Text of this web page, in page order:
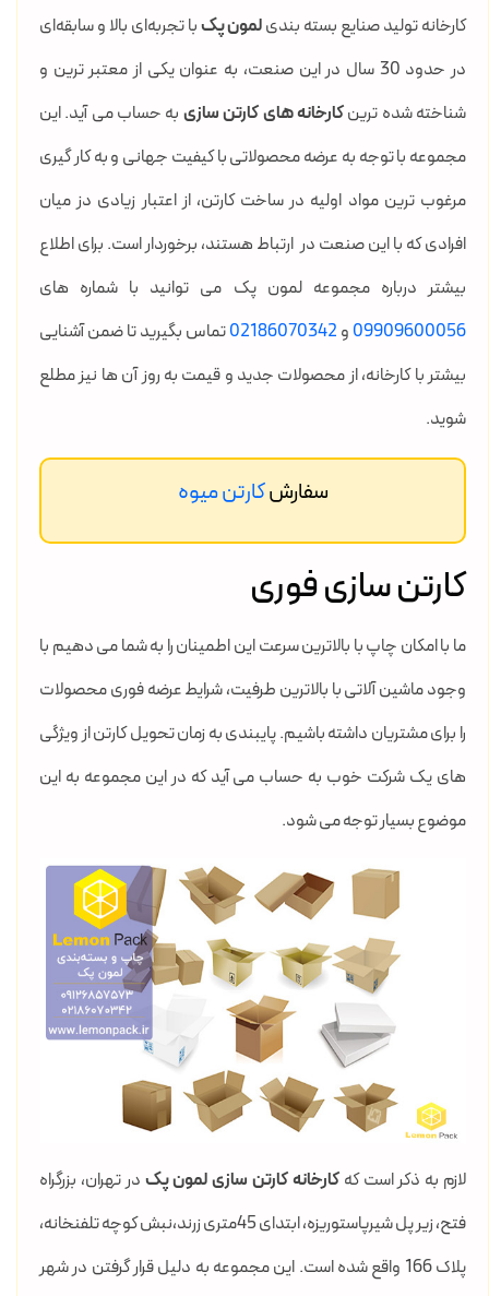
کارخانه تولید صنایع بسته بندیلمون پکبا تجربه‌ای بالا و سابقه‌ای
در حدود 30 سال در این صنعت، به عنوان یکی از معتبر ترین و
شناخته شده ترینکارخانه های کارتن سازی به حساب می آید. این
مجموعه با توجه به عرضه محصولاتی با کیفیت جهانی و به کار گیری
مرغوب ترین مواد اولیه در ساخت کارتن، از اعتبار زیادی دز میان
افرادی که با این صنعت در ارتباط هستند، برخوردار است. برای اطلاع
بیشتر درباره مجموعه لمون پک می توانید با شماره های
09909600056 و 02186070342تماس بگیرید تا ضمن آشنایی
بیشتر با کارخانه، از محصولات جدید و قیمت به روز آن ها نیز مطلع
شوید.
سفارشکارتن میوه
کارتن سازی فوری
ما با امکان چاپ با بالاترین سرعت این اطمینان را به شما می دهیم با
وجود ماشین آلاتی با بالاترین طرفیت، شرایط عرضه فوری محصولات
را برای مشتریان داشته باشیم. پایبندی به زمان تحویل کارتن از ویژگی
های یک شرکت خوب به حساب می آید که در این مجموعه به این
موضوع بسیار توجه می شود.
لازم به ذکر است که کارخانه کارتن سازی لمون پک در تهران، بزرگراه
فتح، زیر پل شیرپاستوریزه، ابتدای 45متری زرند،نبش کوچه تلفنخانه،
پلاک 166 واقع شده است. این مجموعه به دلیل قرار گرفتن در شهر